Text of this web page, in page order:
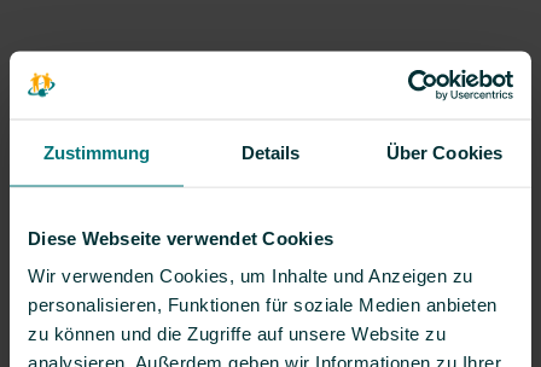
Zustimmung Details Über Cookies
Diese Webseite verwendet Cookies
Wir verwenden Cookies, um Inhalte und Anzeigen zu
personalisieren, Funktionen für soziale Medien anbieten
zu können und die Zugriffe auf unsere Website zu
analysieren. Außerdem geben wir Informationen zu Ihrer
Kontakt